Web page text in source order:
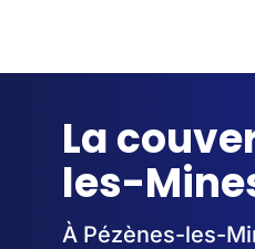
La
les-
À Pézènes-les-